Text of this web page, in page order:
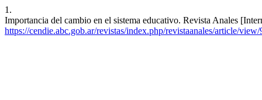
1.
Importancia del cambio en el sistema educativo. Revista Anales
https://cendie.abc.gob.ar/revistas/index.php/revistaanales/article/view/